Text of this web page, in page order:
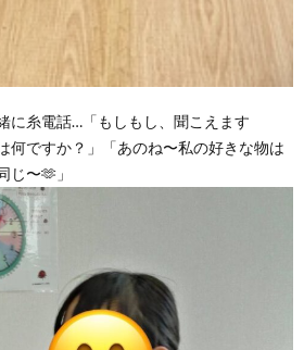
に糸電話…「もしもし、聞こえます
何ですか？」「あのね〜私の好きな物は
じ〜🫶」